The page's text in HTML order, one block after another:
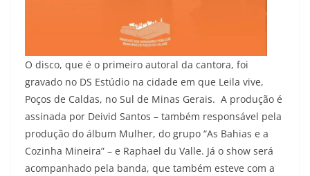
O disco, que é o primeiro autoral da cantora, foi
gravado no DS Estúdio na cidade em que Leila vive,
Poços de Caldas, no Sul de Minas Gerais. A produção é
assinada por Deivid Santos – também responsável pela
produção do álbum Mulher, do grupo “As Bahias e a
Cozinha Mineira” – e Raphael du Valle. Já o show será
acompanhado pela banda, que também esteve com a